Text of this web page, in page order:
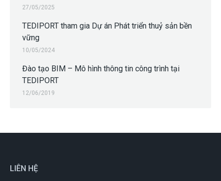
27/05/2025
TEDIPORT tham gia Dự án Phát triển thuỷ sản bền
vững
10/05/2024
Đào tạo BIM – Mô hình thông tin công trình tại
TEDIPORT
12/06/2019
LIÊN HỆ